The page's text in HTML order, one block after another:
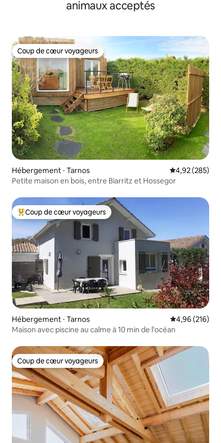
animaux acceptés
Coup de cœur voyageurs
Coup de cœur voyageurs
Hébergement ⋅ Tarnos Évaluation
4,92 (285)
Petite maison en bois, entre Biarritz et Hossegor
Coups de cœur voyageurs les plus appréciés
Coup de cœur voyageurs
Hébergement ⋅ Tarnos Évaluation
4,96 (216)
Maison avec piscine au calme à 10 min de l'océan
Coup de cœur voyageurs
Coup de cœur voyageurs